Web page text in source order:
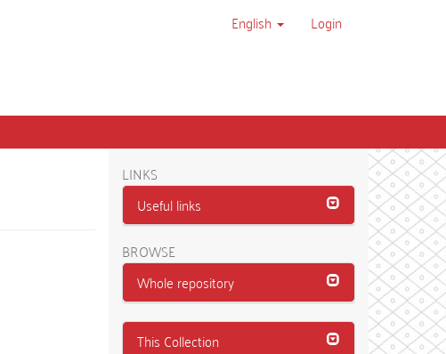
English Login
LINKS
Useful links
BROWSE
Whole repository
This Collection